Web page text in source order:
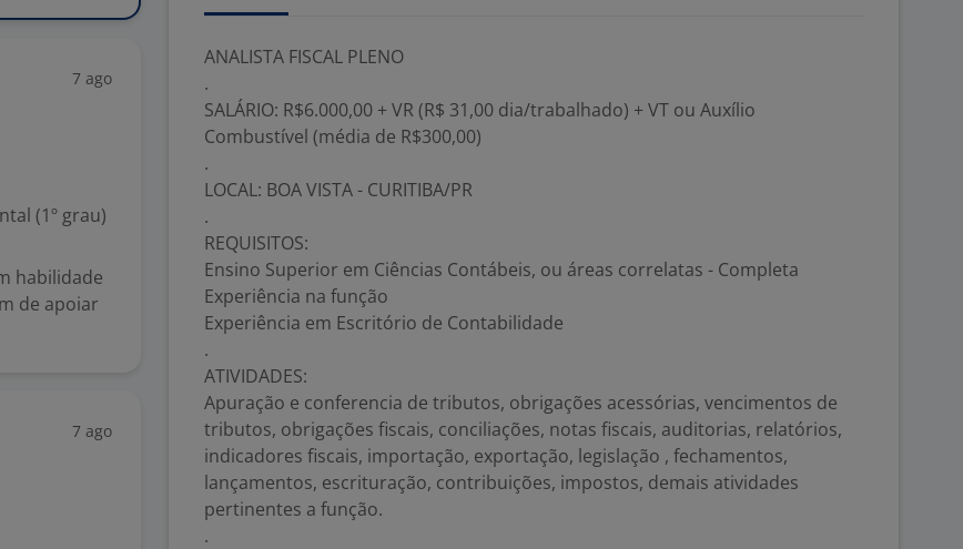
7 ago
(1º grau)
habilidade
de apoiar
7 ago
ANALISTA FISCAL PLENO
.
SALÁRIO: R$6.000,00 + VR (R$ 31,00 dia/trabalhado) + VT ou Auxílio
Combustível (média de R$300,00)
.
LOCAL: BOA VISTA - CURITIBA/PR
.
REQUISITOS:
Ensino Superior em Ciências Contábeis, ou áreas correlatas - Completa
Experiência na função
Experiência em Escritório de Contabilidade
.
ATIVIDADES:
Apuração e conferencia de tributos, obrigações acessórias, vencimentos de
tributos, obrigações fiscais, conciliações, notas fiscais, auditorias, relatórios,
indicadores fiscais, importação, exportação, legislação , fechamentos,
lançamentos, escrituração, contribuições, impostos, demais atividades
pertinentes a função.
.